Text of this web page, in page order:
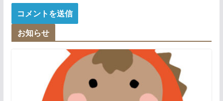
お知らせ